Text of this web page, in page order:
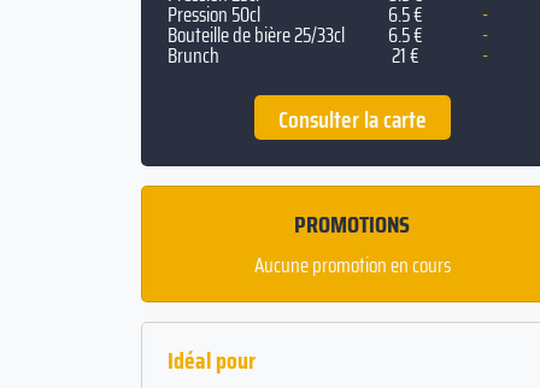
Pression 50cl 6.5 € -
Bouteille de bière 25/33cl 6.5 € -
Brunch 21 € -
Consulter la carte
PROMOTIONS
Aucune promotion en cours
Idéal pour